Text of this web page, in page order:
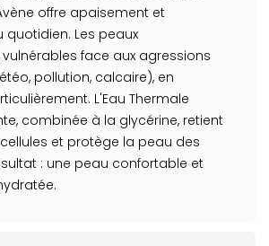
offre apaisement et
Les peaux
face aux agressions
pollution, calcaire), en
L'Eau Thermale
combinée à la glycérine, retient
et protège la peau des
: une peau confortable et